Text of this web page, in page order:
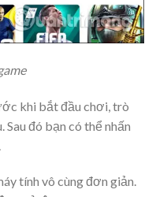
khi bắt đầu chơi, trò
đó bạn có thể nhấn
tính vô cùng đơn giản.